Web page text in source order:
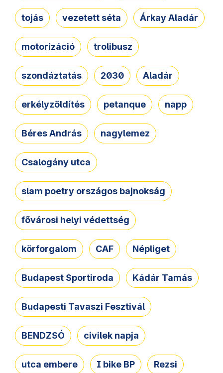
tojás vezetett séta Árkay Aladár
motorizáció trolibusz
szondáztatás 2030 Aladár
erkélyzöldítés petanque napp
Béres András nagylemez
Csalogány utca
slam poetry országos bajnokság
fővárosi helyi védettség
körforgalom CAF Népliget
Budapest Sportiroda Kádár Tamás
Budapesti Tavaszi Fesztivál
BENDZSÓ civilek napja
utca embere I bike BP Rezsi